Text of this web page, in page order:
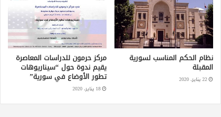
نظام الحكم المناسب لسورية
المقبلة
22 يناير، 2020
مركز حرمون للدراسات المعاصرة
يقيم ندوة حول “سيناريوهات
تطور الأوضاع في سورية”
18 يناير، 2020